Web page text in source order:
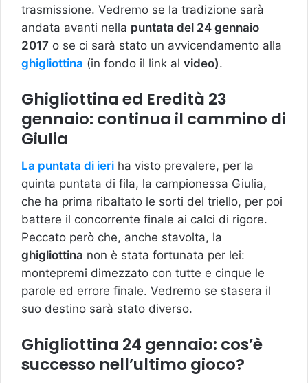
trasmissione. Vedremo se la tradizione sarà
andata avanti nella puntata del 24 gennaio
2017 o se ci sarà stato un avvicendamento alla
ghigliottina (in fondo il link al video).
Ghigliottina ed Eredità 23
gennaio: continua il cammino di
Giulia
La puntata di ieri ha visto prevalere, per la
quinta puntata di fila, la campionessa Giulia,
che ha prima ribaltato le sorti del triello, per poi
battere il concorrente finale ai calci di rigore.
Peccato però che, anche stavolta, la
ghigliottina non è stata fortunata per lei:
montepremi dimezzato con tutte e cinque le
parole ed errore finale. Vedremo se stasera il
suo destino sarà stato diverso.
Ghigliottina 24 gennaio: cos’è
successo nell’ultimo gioco?